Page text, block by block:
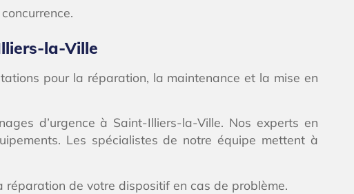
la-Ville
pour la réparation, la maintenance et la mise en
d’urgence à Saint-Illiers-la-Ville. Nos experts en
Les spécialistes de notre équipe mettent à
de votre dispositif en cas de problème.